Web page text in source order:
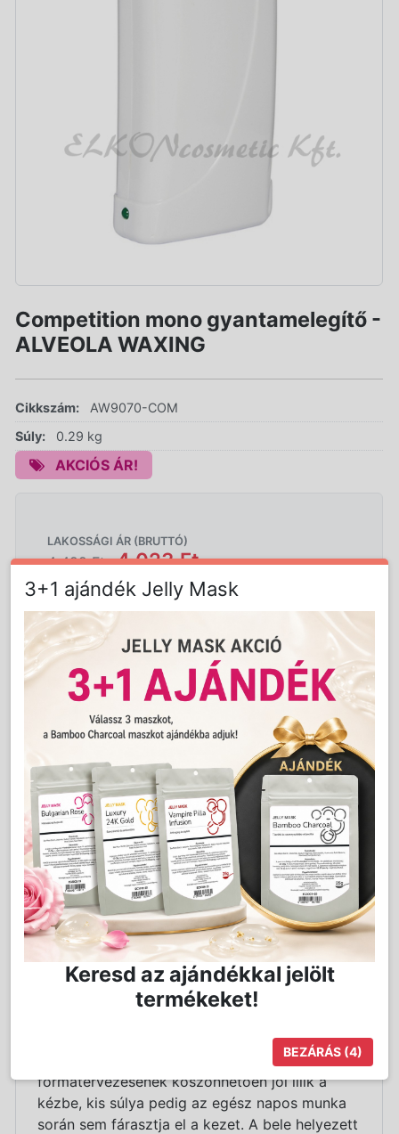
Competition mono gyantamelegítő -
ALVEOLA WAXING
Cikkszám:
AW9070-COM
Súly:
0.29 kg
AKCIÓS ÁR!
LAKOSSÁGI ÁR (BRUTTÓ)
4 499 Ft 4 023 Ft
Akció vége: 2026-08-28
Jutalom: 80 pont
Kedvencnek jelöl
Kosárba
Részletes Leírás
Az AW9070/COM klasszikus formatervezésű,
kék védőkupakkal ellátott gyantázógép, mely
élménnyé és nem mellesleg hatékonnyá
gyantamelegítő 1db 100ml-es gyantapatron
felmelegítésére alkalmas, ergonomikus
formatervezésének köszönhetően jól illik a
kézbe, kis súlya pedig az egész napos munka
során sem fárasztja el a kezet. A bele helyezett
3+1 ajándék Jelly Mask
Keresd az ajándékkal jelölt
termékeket!
BEZÁRÁS (4)